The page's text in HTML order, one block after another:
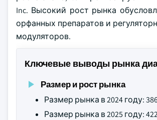
Inc. Высокий рост рынка
орфанных препаратов и
модуляторов.
Ключевые выводы рынка
Размер и рост рынка
Размер рынка в 2024 году:
Размер рынка в 2025 году: